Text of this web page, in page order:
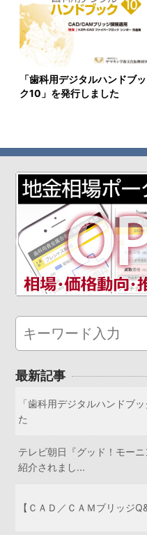
「歯科用デジタルハンドブッ
ク10」を発行しました
最新記事
「歯科用デジタルハンドブ
た
テレビ朝日『グッド！モー
紹介されまし...
【ＣＡＤ／ＣＡＭブリッジ